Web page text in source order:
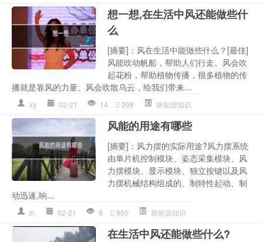
想一想,在生活中风还能做些什
么
[摘要]：风在生活中能做些什么？[最佳]
风能吹动帆船，帮助人们行走。风会吹
起花粉，帮助植物传播，很多植物的传
播就是靠风的力量。风会吹散乌云，给我们带来...
xy 02-21 14 398 新能源知识
风能的用途有哪些
[摘要]：风力摆的实际用途?风力摆系统
由单片机控制模块、姿态采集模块、风
力摆模块、显示模块、独立按键以及风
力摆机械结构组成的。制特性起动、制
动迅速,响...
fn 02-21 8 850 新能源知识
在生活中风还能做些什么?